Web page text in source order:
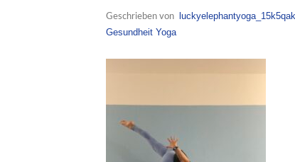
Geschrieben von
Gesundheit Yoga